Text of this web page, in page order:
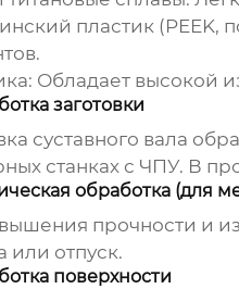
пластик (PEEK,
Обладает высокой
заготовки
суставного вала
станках с ЧПУ. В
обработка (для
прочности и
или отпуск.
поверхности